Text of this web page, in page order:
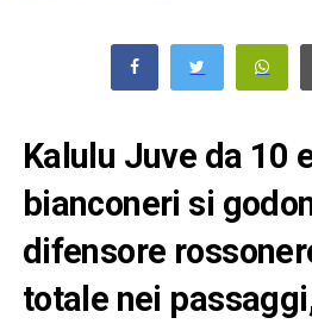
Kalulu Juve da 10
bianconeri si
difensore
totale nei